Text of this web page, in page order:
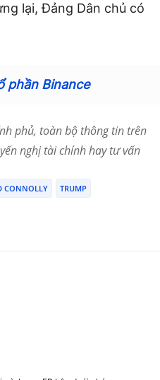
lại, Đảng Dân chủ có
phần Binance
phủ, toàn bộ thông tin trên
nghị tài chính hay tư vấn
CONNOLLY TRUMP